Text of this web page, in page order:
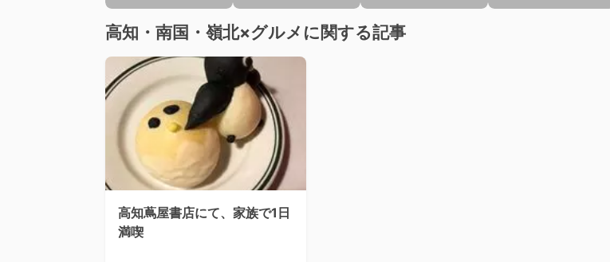
高知・南国・嶺北×グルメに関する記事
高知蔦屋書店にて、家族で1日
満喫